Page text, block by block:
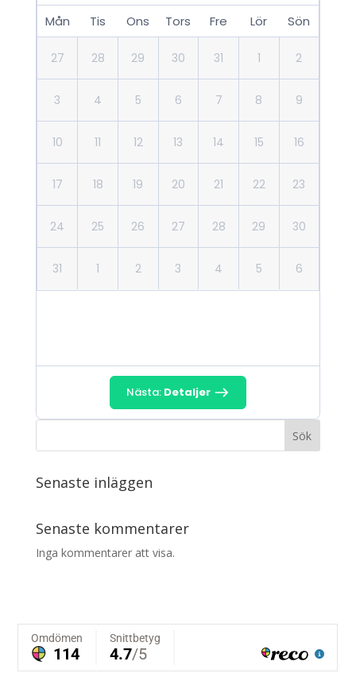
Mån Tis Ons Tors Fre Lör Sön
27 28 29 30 31 1 2
3 4 5 6 7 8 9
10 11 12 13 14 15 16
17 18 19 20 21 22 23
24 25 26 27 28 29 30
31 1 2 3 4 5 6
Nästa: Detaljer
Sök
Senaste inläggen
Senaste kommentarer
Inga kommentarer att visa.